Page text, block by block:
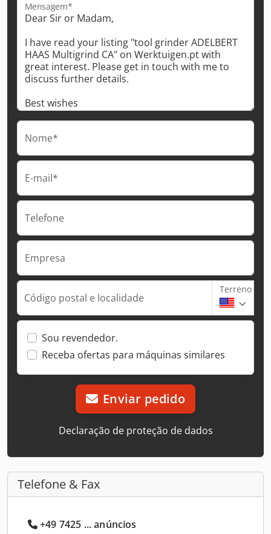
Mensagem*
Nome*
E-mail*
Telefone
Empresa
Código postal e localidade
Terreno
Sou revendedor.
Receba ofertas para máquinas similares
Enviar pedido
Declaração de proteção de dados
Telefone & Fax
+49 7425 ... anúncios